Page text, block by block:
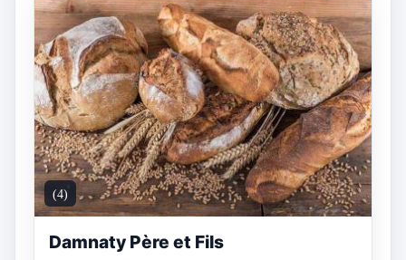
(4)
Damnaty Père et Fils